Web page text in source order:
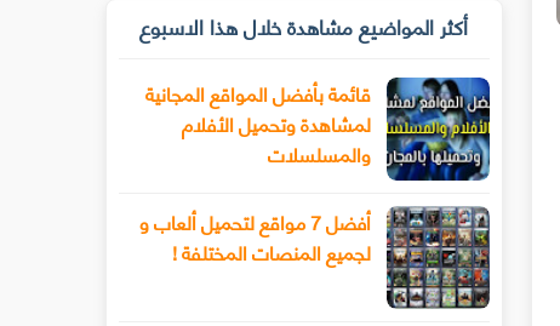
أكثر المواضيع مشاهدة خلال هذا الاسبوع
قائمة بأفضل المواقع المجانية
لمشاهدة وتحميل الأفلام
والمسلسلات
أفضل 7 مواقع لتحميل ألعاب و
لجميع المنصات المختلفة !